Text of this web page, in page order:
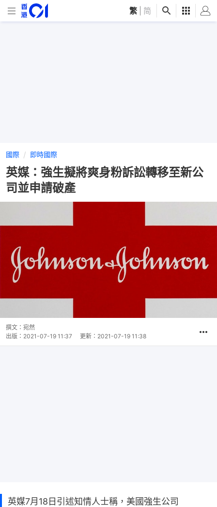
繁 简
國際 即時國際
英媒：強生擬將爽身粉訴訟轉移至新公
司並申請破產
撰文： 宛然
出版： 2021-07-19 11:37 更新： 2021-07-19 11:38
英媒7月18日引述知情人士稱，美國強生公司